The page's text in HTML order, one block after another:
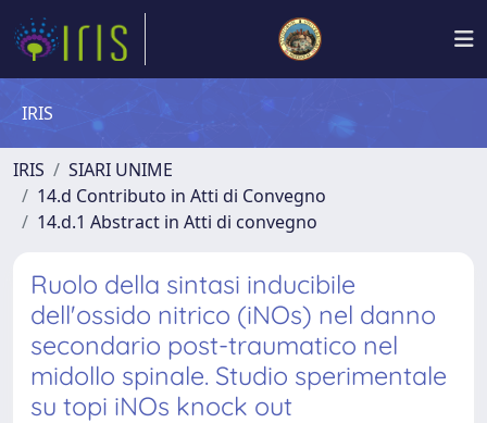
IRIS
IRIS
SIARI UNIME
14.d Contributo in Atti di Convegno
14.d.1 Abstract in Atti di convegno
Ruolo della sintasi inducibile
dell'ossido nitrico (iNOs) nel danno
secondario post-traumatico nel
midollo spinale. Studio sperimentale
su topi iNOs knock out